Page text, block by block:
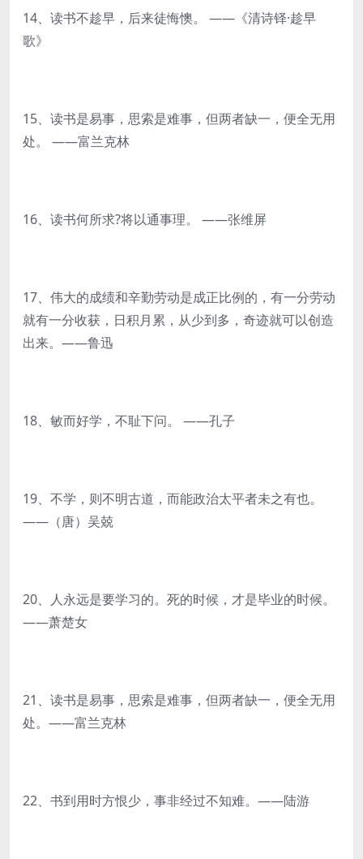
14、读书不趁早，后来徒悔懊。 ——《清诗铎·趁早
歌》
15、读书是易事，思索是难事，但两者缺一，便全无用
处。 ——富兰克林
16、读书何所求?将以通事理。 ——张维屏
17、伟大的成绩和辛勤劳动是成正比例的，有一分劳动
就有一分收获，日积月累，从少到多，奇迹就可以创造
出来。——鲁迅
18、敏而好学，不耻下问。 ——孔子
19、不学，则不明古道，而能政治太平者未之有也。
——（唐）吴兢
20、人永远是要学习的。死的时候，才是毕业的时候。
——萧楚女
21、读书是易事，思索是难事，但两者缺一，便全无用
处。——富兰克林
22、书到用时方恨少，事非经过不知难。——陆游